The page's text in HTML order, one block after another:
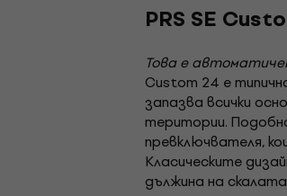
PRS SE
Това е
Custom 24 е
запазва всички
територии.
превключвателя,
Класическите
дължина на